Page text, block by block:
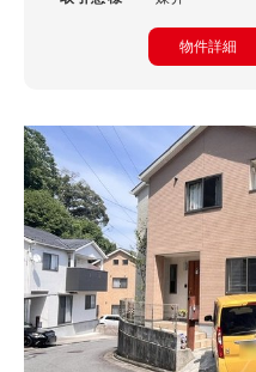
間取り
1R・1K～1LDK
3K～3LDK+S
5K～5LDK+S
その他
交通機関
物件詳細